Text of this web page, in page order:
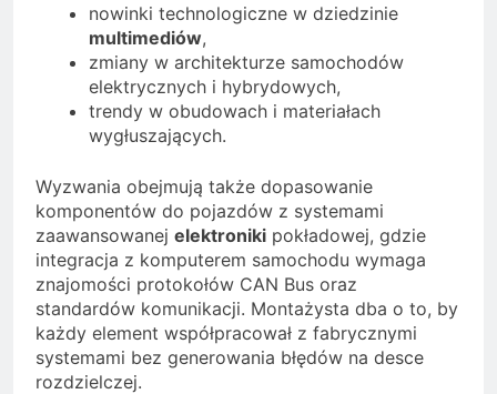
nowinki technologiczne w dziedzinie
multimediów,
zmiany w architekturze samochodów
elektrycznych i hybrydowych,
trendy w obudowach i materiałach
wygłuszających.
Wyzwania obejmują także dopasowanie
komponentów do pojazdów z systemami
zaawansowanej elektroniki pokładowej, gdzie
integracja z komputerem samochodu wymaga
znajomości protokołów CAN Bus oraz
standardów komunikacji. Montażysta dba o to, by
każdy element współpracował z fabrycznymi
systemami bez generowania błędów na desce
rozdzielczej.